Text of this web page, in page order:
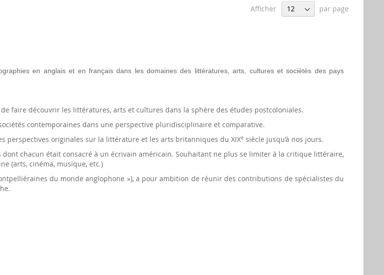
Afficher par page
en anglais et en français dans les domaines des littératures, arts, cultures et sociétés des pays
faire découvrir les littératures, arts et cultures dans la sphère des études postcoloniales.
contemporaines dans une perspective pluridisciplinaire et comparative.
perspectives originales sur la littérature et les arts britanniques du XIXe siècle jusqu’à nos jours.
chacun était consacré à un écrivain américain. Souhaitant ne plus se limiter à la critique littéraire,
(arts, cinéma, musique, etc.)
du monde anglophone »), a pour ambition de réunir des contributions de spécialistes du